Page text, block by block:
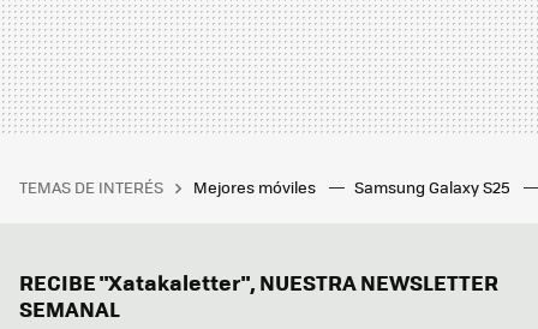
TEMAS DE INTERÉS Mejores móviles Samsung Galaxy S25
RECIBE "Xatakaletter", NUESTRA NEWSLETTER
SEMANAL